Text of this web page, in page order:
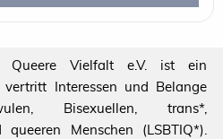
Queere Vielfalt e.V. ist ein
vertritt Interessen und Belange
Bisexuellen, trans*,
queeren Menschen (LSBTIQ*).